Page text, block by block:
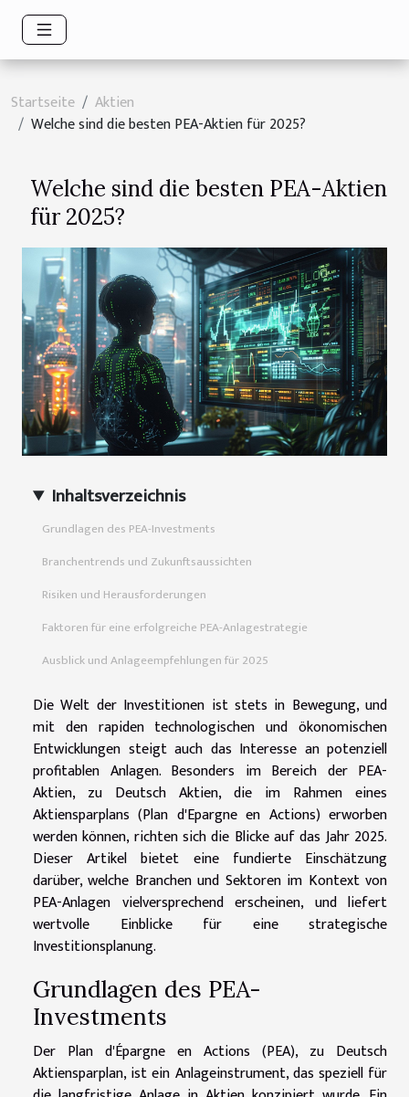
Startseite
Aktien
Welche sind die besten PEA-Aktien für 2025?
Welche sind die besten PEA-Aktien
für 2025?
Inhaltsverzeichnis
Grundlagen des PEA-Investments
Branchentrends und Zukunftsaussichten
Risiken und Herausforderungen
Faktoren für eine erfolgreiche PEA-Anlagestrategie
Ausblick und Anlageempfehlungen für 2025
Die Welt der Investitionen ist stets in Bewegung, und
mit den rapiden technologischen und ökonomischen
Entwicklungen steigt auch das Interesse an potenziell
profitablen Anlagen. Besonders im Bereich der PEA-
Aktien, zu Deutsch Aktien, die im Rahmen eines
Aktiensparplans (Plan d'Epargne en Actions) erworben
werden können, richten sich die Blicke auf das Jahr 2025.
Dieser Artikel bietet eine fundierte Einschätzung
darüber, welche Branchen und Sektoren im Kontext von
PEA-Anlagen vielversprechend erscheinen, und liefert
wertvolle Einblicke für eine strategische
Investitionsplanung.
Grundlagen des PEA-
Investments
Der Plan d'Épargne en Actions (PEA), zu Deutsch
Aktiensparplan, ist ein Anlageinstrument, das speziell für